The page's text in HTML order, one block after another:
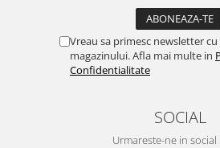
Vreau sa primesc newsletter
magazinului. Afla mai multe in
Confidentialitate
SOCIAL
Urmareste-ne in social